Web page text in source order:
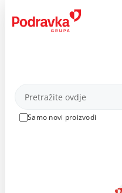
content
Proizvodi
Samo novi proizvodi